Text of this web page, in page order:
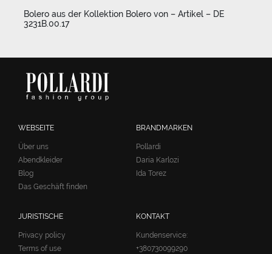
Bolero aus der Kollektion Bolero von – Artikel – DE
3231B.00.17
WEBSEITE
Über uns
Abendkleider
Blog
Das Geschäft finden
BRANDMARKEN
Pollardi
Daria Karlozi
Ida Torez
JURISTISCHE
Privacy policy
Terms of use
KONTAKT
Kundenservice:
+380730099290